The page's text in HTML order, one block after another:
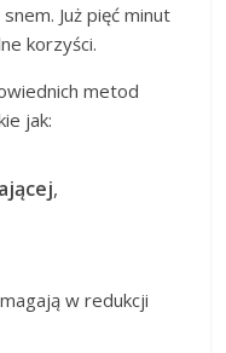
Już pięć minut
korzyści.
metod
jak:
,
w redukcji